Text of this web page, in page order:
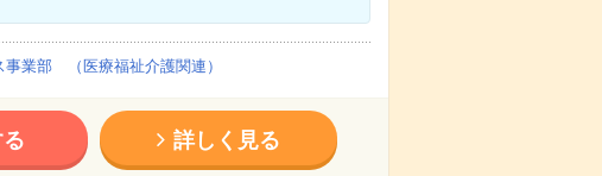
業部 （医療福祉介護関連）
詳しく見る